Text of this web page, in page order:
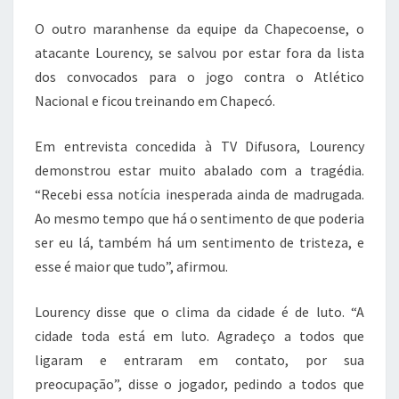
O outro maranhense da equipe da Chapecoense, o
atacante Lourency, se salvou por estar fora da lista
dos convocados para o jogo contra o Atlético
Nacional e ficou treinando em Chapecó.
Em entrevista concedida à TV Difusora, Lourency
demonstrou estar muito abalado com a tragédia.
“Recebi essa notícia inesperada ainda de madrugada.
Ao mesmo tempo que há o sentimento de que poderia
ser eu lá, também há um sentimento de tristeza, e
esse é maior que tudo”, afirmou.
Lourency disse que o clima da cidade é de luto. “A
cidade toda está em luto. Agradeço a todos que
ligaram e entraram em contato, por sua
preocupação”, disse o jogador, pedindo a todos que